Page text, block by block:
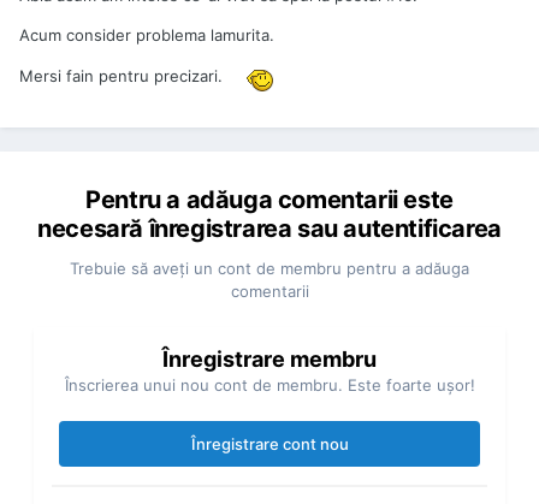
Acum consider problema lamurita.
Mersi fain pentru precizari.
Pentru a adăuga comentarii este
necesară înregistrarea sau autentificarea
Trebuie să aveţi un cont de membru pentru a adăuga
comentarii
Înregistrare membru
Înscrierea unui nou cont de membru. Este foarte uşor!
Înregistrare cont nou